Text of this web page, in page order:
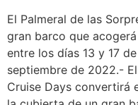
El Palmeral de las
gran barco que
entre los días 13 y 17
septiembre de 2022.-
Cruise Days convertirá